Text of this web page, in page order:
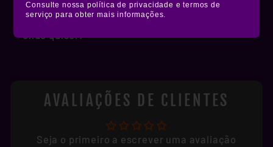
Consulte nossa política de privacidade e termos de
serviço para obter mais informações.
proteção fosca, brilhante ou holográfica.
Muito mais estilo e resistência pra você colar
onde quiser!
AVALIAÇÕES DE CLIENTES
Seja o primeiro a escrever uma avaliação